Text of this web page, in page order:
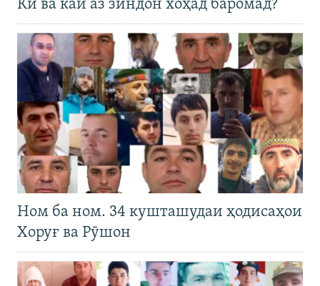
Кӣ ва кай аз зиндон хоҳад баромад?
Ном ба ном. 34 кушташудаи ҳодисаҳои
Хоруғ ва Рӯшон